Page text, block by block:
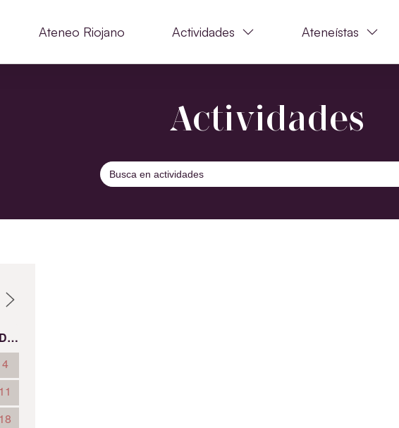
Ateneo Riojano Actividades Ateneístas
Actividades
Buscar:
DO
4
11
18